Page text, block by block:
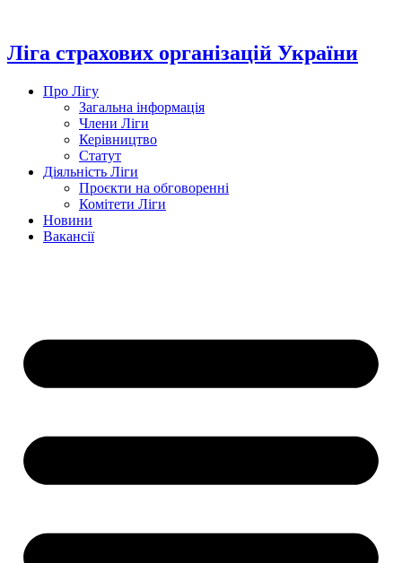
вмісту
Ліга страхових організацій України
Про Лігу
Загальна інформація
Члени Ліги
Керівництво
Статут
Діяльність Ліги
Проєкти на обговоренні
Комітети Ліги
Новини
Вакансії